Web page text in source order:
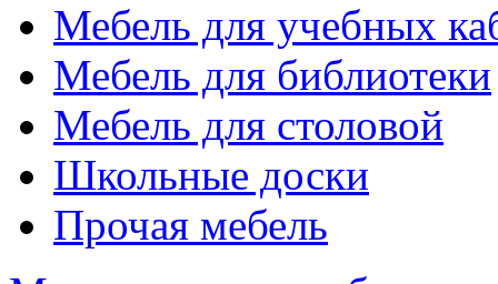
Мебель для учебных
Мебель для библиотеки
Мебель для столовой
Школьные доски
Прочая мебель